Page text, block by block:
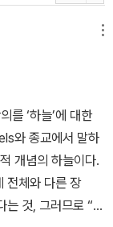
와 종교에서 말하
개념의 하늘이다.
전체와 다른 장
는 것, 그러므로 “어